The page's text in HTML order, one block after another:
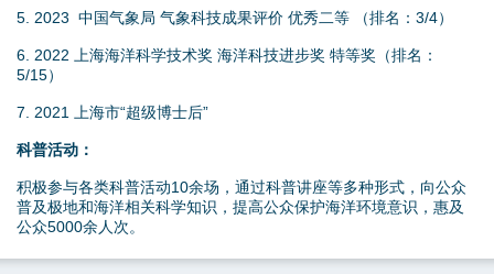
5. 2023 中国气象局 气象科技成果评价 优秀二等 （排名：3/4）
6. 2022 上海海洋科学技术奖 海洋科技进步奖 特等奖（排名：
5/15）
7. 2021 上海市“超级博士后”
科普活动：
积极参与各类科普活动10余场，通过科普讲座等多种形式，向公众
普及极地和海洋相关科学知识，提高公众保护海洋环境意识，惠及
公众5000余人次。